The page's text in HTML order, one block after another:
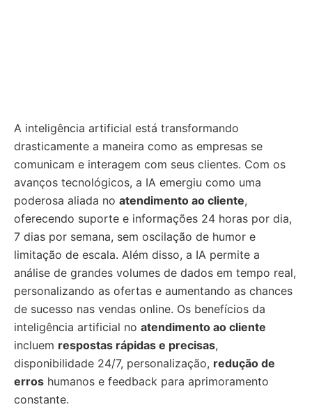
A inteligência artificial está transformando
drasticamente a maneira como as empresas se
comunicam e interagem com seus clientes. Com os
avanços tecnológicos, a IA emergiu como uma
poderosa aliada no atendimento ao cliente,
oferecendo suporte e informações 24 horas por dia,
7 dias por semana, sem oscilação de humor e
limitação de escala. Além disso, a IA permite a
análise de grandes volumes de dados em tempo real,
personalizando as ofertas e aumentando as chances
de sucesso nas vendas online. Os benefícios da
inteligência artificial no atendimento ao cliente
incluem respostas rápidas e precisas,
disponibilidade 24/7, personalização, redução de
erros humanos e feedback para aprimoramento
constante.